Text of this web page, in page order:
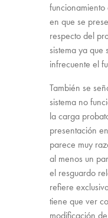
en que se
respecto del
sistema ya que
infrecuente el
También se
sistema no
la carga
presentación
parece muy
al menos un
el resguardo
refiere
tiene que ver
modificación